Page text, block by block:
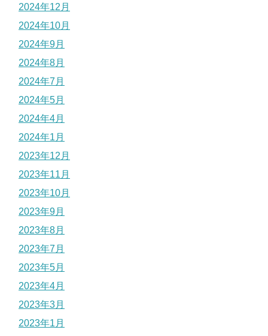
2024年12月
2024年10月
2024年9月
2024年8月
2024年7月
2024年5月
2024年4月
2024年1月
2023年12月
2023年11月
2023年10月
2023年9月
2023年8月
2023年7月
2023年5月
2023年4月
2023年3月
2023年1月